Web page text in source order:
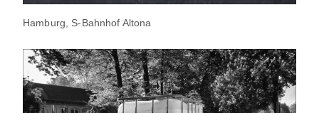
Hamburg, S-Bahnhof Altona